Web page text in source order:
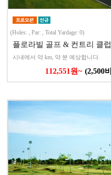
(Holes: , Par: , Total Yardage: 0)
플로라빌 골프 & 컨트리 클럽
시내에서 약 km, 약 분 예상합니다.
112,551원~ (2,500